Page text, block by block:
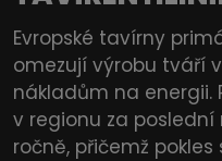
Evropské tavírny
omezují výrobu tváří
nákladům na energii.
v regionu za poslední
ročně, přičemž